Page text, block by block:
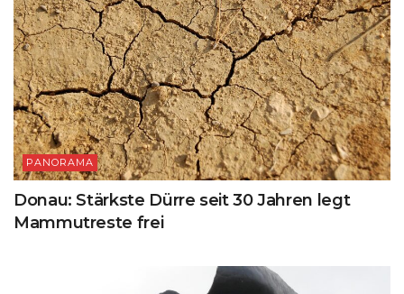
PANORAMA
Donau: Stärkste Dürre seit 30 Jahren legt
Mammutreste frei